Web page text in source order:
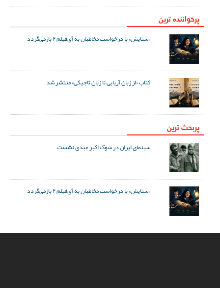
پرخواننده ترین
«ستایش» با درخواست مخاطبان به آی‌فیلم ۲ بازمی‌گردد
کتاب «از زبان آریایی تا زبان تاجیکی» منتشر شد
پربحث ترین
سینمای ایران در سوگ اکبر عبدی نشست
«ستایش» با درخواست مخاطبان به آی‌فیلم ۲ بازمی‌گردد